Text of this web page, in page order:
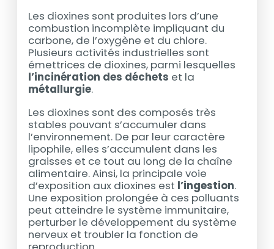
Les dioxines sont produites lors d’une
combustion incomplète impliquant du
carbone, de l’oxygène et du chlore.
Plusieurs activités industrielles sont
émettrices de dioxines, parmi lesquelles
l’incinération des déchets et la
métallurgie.
Les dioxines sont des composés très
stables pouvant s’accumuler dans
l’environnement. De par leur caractère
lipophile, elles s’accumulent dans les
graisses et ce tout au long de la chaîne
alimentaire. Ainsi, la principale voie
d’exposition aux dioxines est l’ingestion.
Une exposition prolongée à ces polluants
peut atteindre le système immunitaire,
perturber le développement du système
nerveux et troubler la fonction de